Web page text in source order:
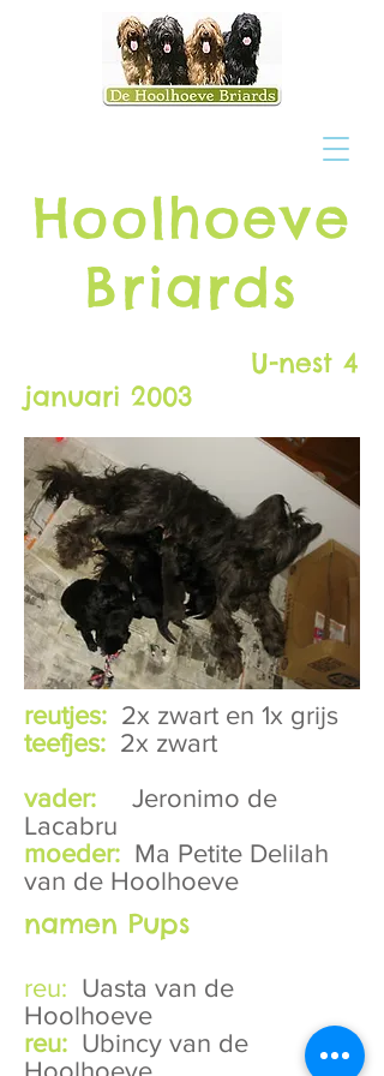
Hoolhoeve
Briards
U-nest 4
januari 2003
reutjes: 2x zwart en 1x grijs
teefjes: 2x zwart
vader: Jeronimo de
Lacabru
moeder: Ma Petite Delilah
van de Hoolhoeve
namen Pups
reu: Uasta van de
Hoolhoeve
reu: Ubincy van de